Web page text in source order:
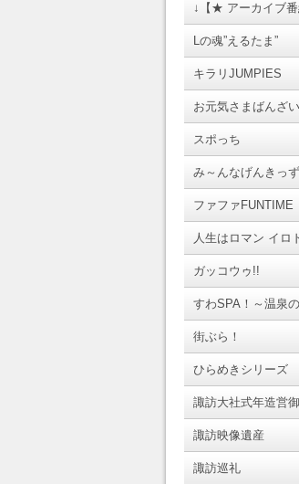
↓【★ アーカイブ
Lの魂”えるたま”
キラリJUMPIES
お元気さまばんざ
スポっち
み～んなげんきっず
ファファFUNTIME
人生はロマン イロ
ガッコウゥ!!
すわSPA！～温泉
街ぶら！
ひらめきシリーズ
諏訪大社式年造営
諏訪映像遺産
諏訪巡礼